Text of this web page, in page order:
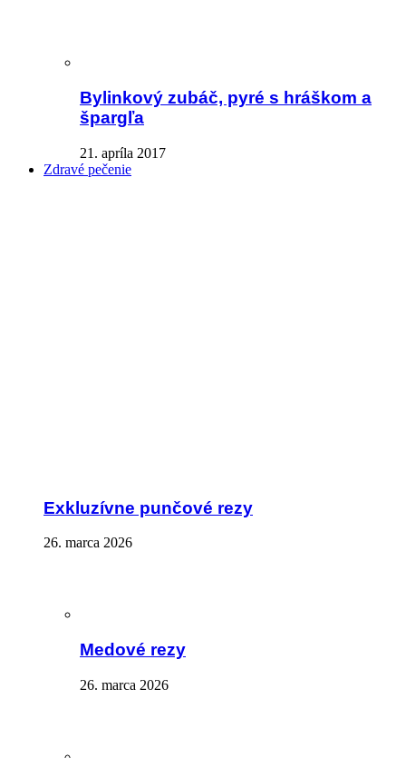
Bylinkový zubáč, pyré s hráškom a
špargľa
21. apríla 2017
Zdravé pečenie
Exkluzívne punčové rezy
26. marca 2026
Medové rezy
26. marca 2026